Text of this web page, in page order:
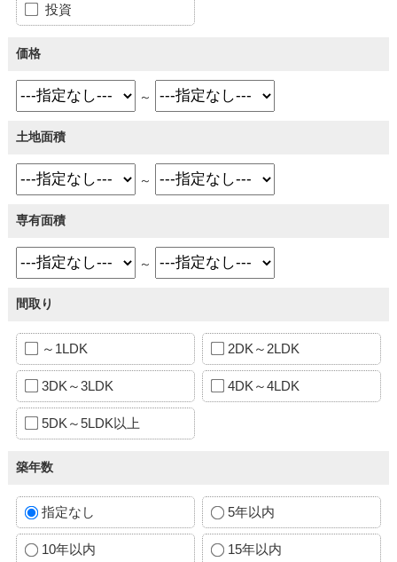
投資
価格
～
土地面積
～
専有面積
～
間取り
～1LDK 2DK～2LDK
3DK～3LDK 4DK～4LDK
5DK～5LDK以上
築年数
指定なし 5年以内
10年以内 15年以内